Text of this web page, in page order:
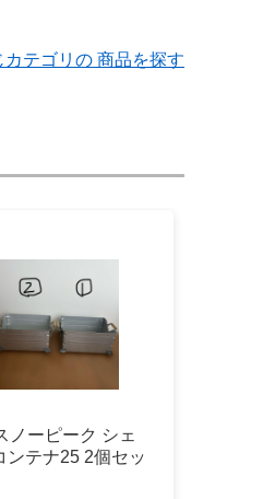
カテゴリの 商品を探す
ーピーク シェ
ンテナ25 2個セッ